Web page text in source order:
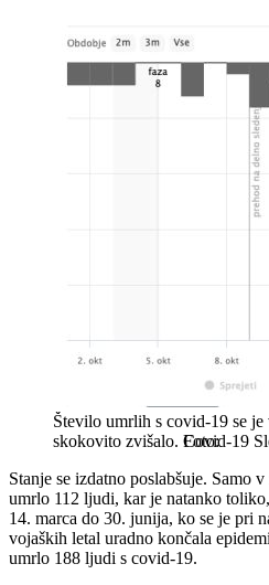
Število umrlih s covid-19 se je
skokovito zvišalo. Covid-19
Stanje se izdatno poslabšuje. Samo
umrlo 112 ljudi, kar je natanko
14. marca do 30. junija, ko se je pri
vojaških letal uradno končala
umrlo 188 ljudi s covid-19.